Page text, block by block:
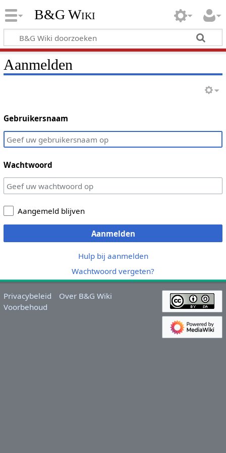
B&G Wiki
Aanmelden
Gebruikersnaam
Wachtwoord
Aangemeld blijven
Aanmelden
Hulp bij aanmelden
Wachtwoord vergeten?
Privacybeleid
Over B&G Wiki
Voorbehoud